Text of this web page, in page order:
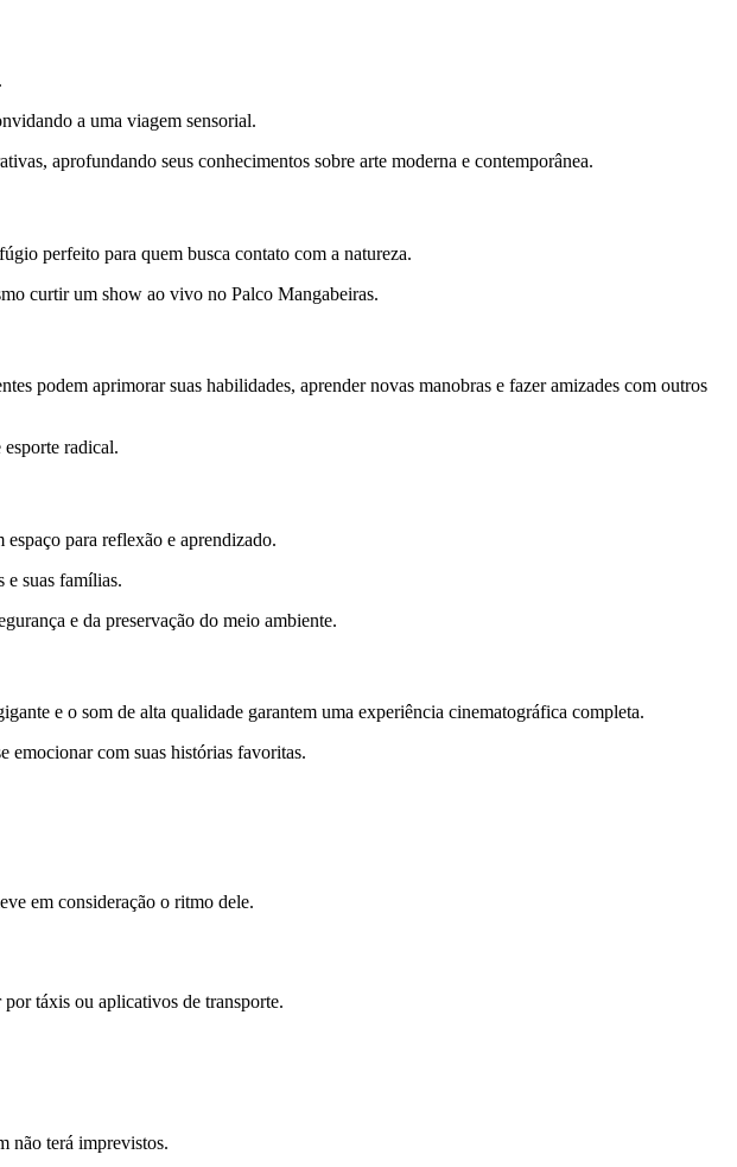
a uma viagem sensorial.
aprofundando seus conhecimentos sobre arte moderna e contemporânea.
perfeito para quem busca contato com a natureza.
curtir um show ao vivo no Palco Mangabeiras.
podem aprimorar suas habilidades, aprender novas manobras e fazer amizades com outros
radical.
para reflexão e aprendizado.
e suas famílias.
e da preservação do meio ambiente.
e o som de alta qualidade garantem uma experiência cinematográfica completa.
emocionar com suas histórias favoritas.
em consideração o ritmo dele.
táxis ou aplicativos de transporte.
não terá imprevistos.